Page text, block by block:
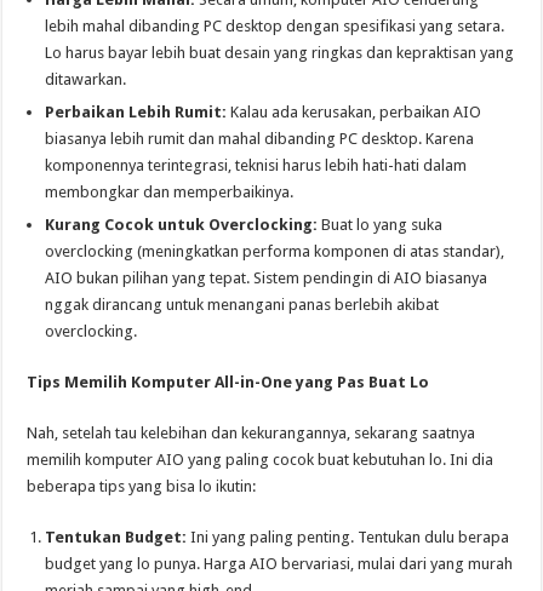
lebih mahal dibanding PC desktop dengan spesifikasi yang setara.
Lo harus bayar lebih buat desain yang ringkas dan kepraktisan yang
ditawarkan.
Perbaikan Lebih Rumit: Kalau ada kerusakan, perbaikan AIO
biasanya lebih rumit dan mahal dibanding PC desktop. Karena
komponennya terintegrasi, teknisi harus lebih hati-hati dalam
membongkar dan memperbaikinya.
Kurang Cocok untuk Overclocking: Buat lo yang suka
overclocking (meningkatkan performa komponen di atas standar),
AIO bukan pilihan yang tepat. Sistem pendingin di AIO biasanya
nggak dirancang untuk menangani panas berlebih akibat
overclocking.
Tips Memilih Komputer All-in-One yang Pas Buat Lo
Nah, setelah tau kelebihan dan kekurangannya, sekarang saatnya
memilih komputer AIO yang paling cocok buat kebutuhan lo. Ini dia
beberapa tips yang bisa lo ikutin:
Tentukan Budget: Ini yang paling penting. Tentukan dulu berapa
budget yang lo punya. Harga AIO bervariasi, mulai dari yang murah